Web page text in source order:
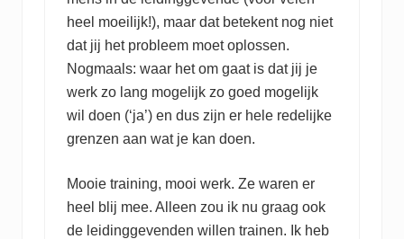
heel moeilijk!), maar dat betekent nog niet
dat jij het probleem moet oplossen.
Nogmaals: waar het om gaat is dat jij je
werk zo lang mogelijk zo goed mogelijk
wil doen (‘ja’) en dus zijn er hele redelijke
grenzen aan wat je kan doen.
Mooie training, mooi werk. Ze waren er
heel blij mee. Alleen zou ik nu graag ook
de leidinggevenden willen trainen. Ik heb